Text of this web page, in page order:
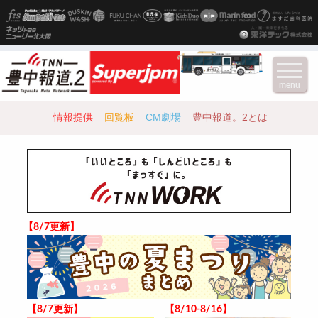
情報提供 回覧板 CM劇場 豊中報道。2とは
【8/7更新】
【8/7更新】 【8/10-8/16】
menu